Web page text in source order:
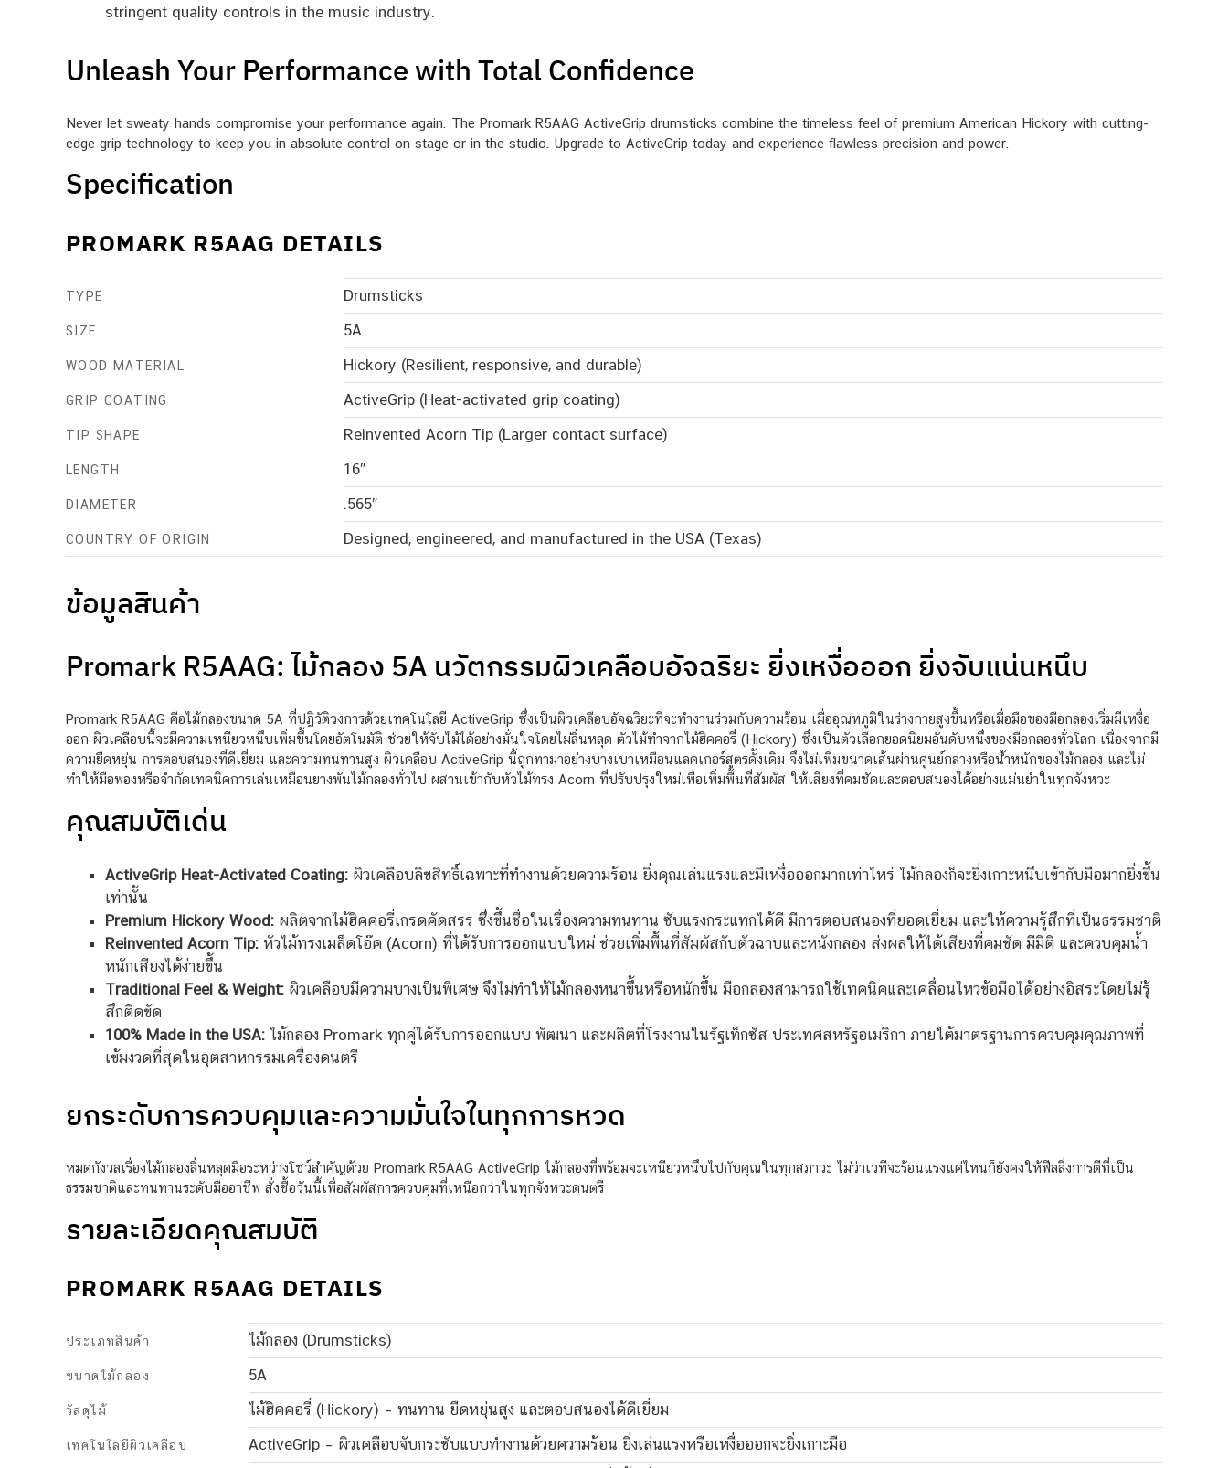
stringent quality controls in the music industry.
Unleash Your Performance with Total Confidence
Never let sweaty hands compromise your performance again. The Promark R5AAG ActiveGrip drumsticks combine the timeless feel of premium American Hickory with cutting-
edge grip technology to keep you in absolute control on stage or in the studio. Upgrade to ActiveGrip today and experience flawless precision and power.
Specification
PROMARK R5AAG DETAILS
TYPE Drumsticks
SIZE 5A
WOOD MATERIAL Hickory (Resilient, responsive, and durable)
GRIP COATING ActiveGrip (Heat-activated grip coating)
TIP SHAPE Reinvented Acorn Tip (Larger contact surface)
LENGTH 16″
DIAMETER .565″
COUNTRY OF ORIGIN Designed, engineered, and manufactured in the USA (Texas)
ข้อมูลสินค้า
Promark R5AAG: ไม้กลอง 5A นวัตกรรมผิวเคลือบอัจฉริยะ ยิ่งเหงื่อออก ยิ่งจับแน่นหนึบ
Promark R5AAG คือไม้กลองขนาด 5A ที่ปฏิวัติวงการด้วยเทคโนโลยี ActiveGrip ซึ่งเป็นผิวเคลือบอัจฉริยะที่จะทำงานร่วมกับความร้อน เมื่ออุณหภูมิในร่างกายสูงขึ้นหรือเมื่อมือของมือกลองเริ่มมีเหงื่อ
ออก ผิวเคลือบนี้จะมีความเหนียวหนึบเพิ่มขึ้นโดยอัตโนมัติ ช่วยให้จับไม้ได้อย่างมั่นใจโดยไม่ลื่นหลุด ตัวไม้ทำจากไม้ฮิคคอรี่ (Hickory) ซึ่งเป็นตัวเลือกยอดนิยมอันดับหนึ่งของมือกลองทั่วโลก เนื่องจากมี
ความยืดหยุ่น การตอบสนองที่ดีเยี่ยม และความทนทานสูง ผิวเคลือบ ActiveGrip นี้ถูกทามาอย่างบางเบาเหมือนแลคเกอร์สูตรดั้งเดิม จึงไม่เพิ่มขนาดเส้นผ่านศูนย์กลางหรือน้ำหนักของไม้กลอง และไม่
ทำให้มือพองหรือจำกัดเทคนิคการเล่นเหมือนยางพันไม้กลองทั่วไป ผสานเข้ากับหัวไม้ทรง Acorn ที่ปรับปรุงใหม่เพื่อเพิ่มพื้นที่สัมผัส ให้เสียงที่คมชัดและตอบสนองได้อย่างแม่นยำในทุกจังหวะ
คุณสมบัติเด่น
ActiveGrip Heat-Activated Coating:ผิวเคลือบลิขสิทธิ์เฉพาะที่ทำงานด้วยความร้อน ยิ่งคุณเล่นแรงและมีเหงื่อออกมากเท่าไหร่ ไม้กลองก็จะยิ่งเกาะหนึบเข้ากับมือมากยิ่งขึ้น
เท่านั้น
Premium Hickory Wood:ผลิตจากไม้ฮิคคอรี่เกรดคัดสรร ซึ่งขึ้นชื่อในเรื่องความทนทาน ซับแรงกระแทกได้ดี มีการตอบสนองที่ยอดเยี่ยม และให้ความรู้สึกที่เป็นธรรมชาติ
Reinvented Acorn Tip:หัวไม้ทรงเมล็ดโอ๊ค (Acorn) ที่ได้รับการออกแบบใหม่ ช่วยเพิ่มพื้นที่สัมผัสกับตัวฉาบและหนังกลอง ส่งผลให้ได้เสียงที่คมชัด มีมิติ และควบคุมน้ำ
หนักเสียงได้ง่ายขึ้น
Traditional Feel & Weight:ผิวเคลือบมีความบางเป็นพิเศษ จึงไม่ทำให้ไม้กลองหนาขึ้นหรือหนักขึ้น มือกลองสามารถใช้เทคนิคและเคลื่อนไหวข้อมือได้อย่างอิสระโดยไม่รู้
สึกติดขัด
100% Made in the USA:ไม้กลอง Promark ทุกคู่ได้รับการออกแบบ พัฒนา และผลิตที่โรงงานในรัฐเท็กซัส ประเทศสหรัฐอเมริกา ภายใต้มาตรฐานการควบคุมคุณภาพที่
เข้มงวดที่สุดในอุตสาหกรรมเครื่องดนตรี
ยกระดับการควบคุมและความมั่นใจในทุกการหวด
หมดกังวลเรื่องไม้กลองลื่นหลุดมือระหว่างโชว์สำคัญด้วย Promark R5AAG ActiveGrip ไม้กลองที่พร้อมจะเหนียวหนึบไปกับคุณในทุกสภาวะ ไม่ว่าเวทีจะร้อนแรงแค่ไหนก็ยังคงให้ฟีลลิ่งการตีที่เป็น
ธรรมชาติและทนทานระดับมืออาชีพ สั่งซื้อวันนี้เพื่อสัมผัสการควบคุมที่เหนือกว่าในทุกจังหวะดนตรี
รายละเอียดคุณสมบัติ
PROMARK R5AAG DETAILS
ประเภทสินค้า ไม้กลอง (Drumsticks)
ขนาดไม้กลอง 5A
วัสดุไม้ ไม้ฮิคคอรี่ (Hickory) – ทนทาน ยืดหยุ่นสูง และตอบสนองได้ดีเยี่ยม
เทคโนโลยีผิวเคลือบ ActiveGrip – ผิวเคลือบจับกระชับแบบทำงานด้วยความร้อน ยิ่งเล่นแรงหรือเหงื่อออกจะยิ่งเกาะมือ